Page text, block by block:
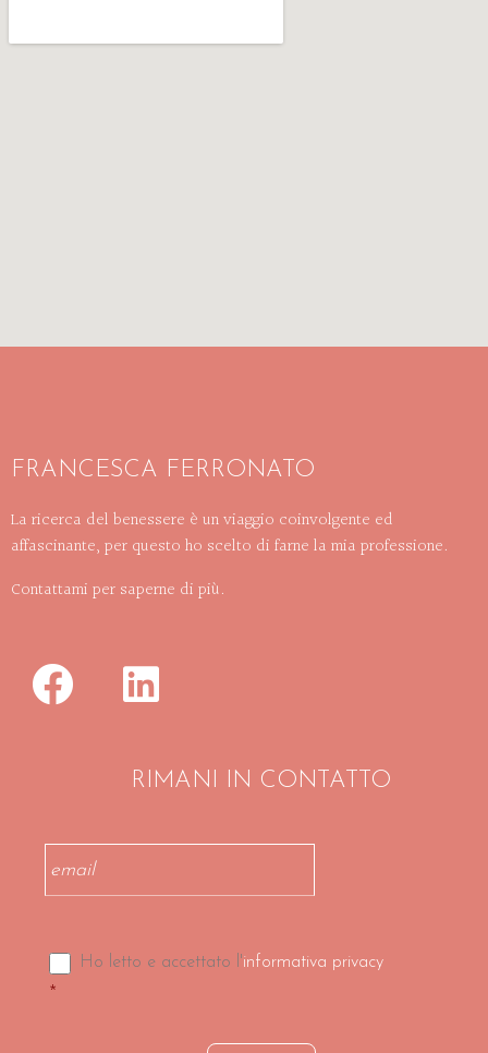
FRANCESCA FERRONATO
La ricerca del benessere è un viaggio coinvolgente ed
affascinante, per questo ho scelto di farne la mia professione.
Contattami per saperne di più.
RIMANI IN CONTATTO
Email *
Consenso *
Ho letto e accettato l'informativa privacy
*